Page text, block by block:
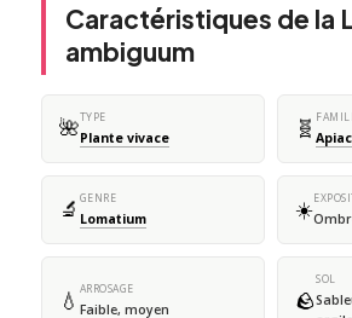
Caractéristiques de la
ambiguum
🌺TYPE
Plante vivace 🧬
🔬 GENRE
Lomatium ☀️
💧 ARROSAGE
Faible, moyen 🪨
SOL